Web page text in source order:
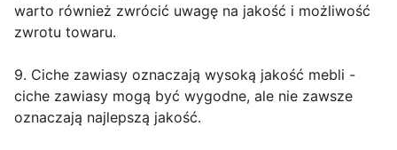
warto również zwrócić uwagę na jakość i możliwość
zwrotu towaru.
9. Ciche zawiasy oznaczają wysoką jakość mebli -
ciche zawiasy mogą być wygodne, ale nie zawsze
oznaczają najlepszą jakość.